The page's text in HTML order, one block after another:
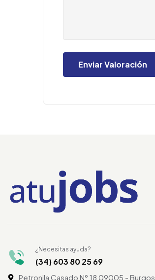
¿Necesitas ayuda?
(34) 603 80 25 69
Petronila Casado N° 18 09005 - Burgos